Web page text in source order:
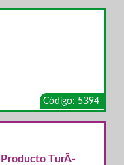
Código: 5394
Producto TurÃ­